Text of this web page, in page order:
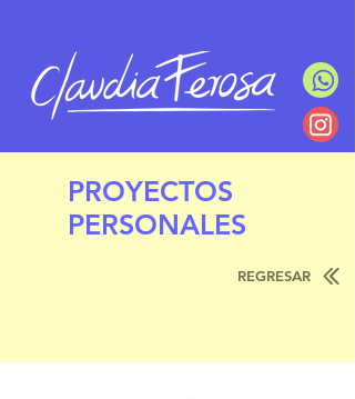
PROYECTOS
PERSONALES
REGRESAR